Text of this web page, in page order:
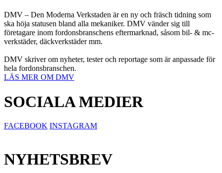
DMV – Den Moderna Verkstaden är en ny och fräsch tidning som
ska höja statusen bland alla mekaniker. DMV vänder sig till
företagare inom fordonsbranschens eftermarknad, såsom bil- & mc-
verkstäder, däckverkstäder mm.
DMV skriver om nyheter, tester och reportage som är anpassade för
hela fordonsbranschen.
LÄS MER OM DMV
SOCIALA MEDIER
FACEBOOK INSTAGRAM
NYHETSBREV